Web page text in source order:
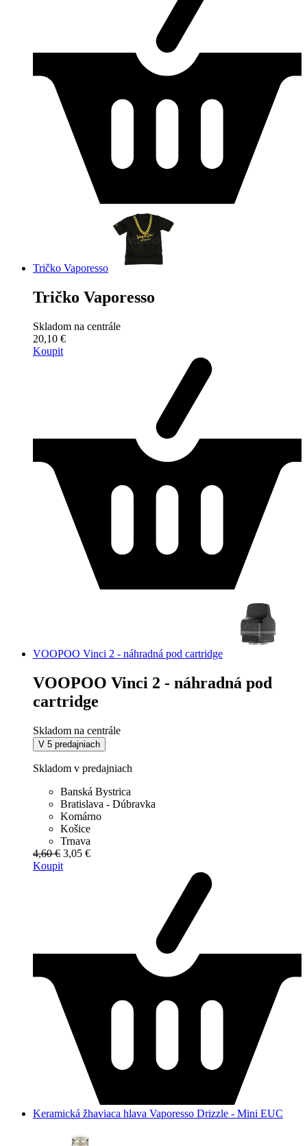
Tričko Vaporesso
Tričko Vaporesso
Skladom na centrále
20,10 €
Koupit
VOOPOO Vinci 2 - náhradná pod cartridge
VOOPOO Vinci 2 - náhradná pod
cartridge
Skladom na centrále
V 5 predajniach
Skladom v predajniach
Banská Bystrica
Bratislava - Dúbravka
Komárno
Košice
Trnava
4,60 € 3,05 €
Koupit
Keramická žhaviaca hlava Vaporesso Drizzle - Mini EUC